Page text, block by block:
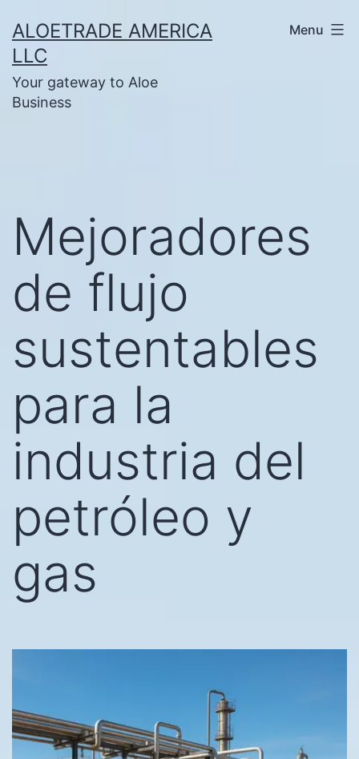
to
content
ALOETRADE AMERICA
LLC
Your gateway to Aloe
Business
Menu
Mejoradores
de flujo
sustentables
para la
industria del
petróleo y
gas